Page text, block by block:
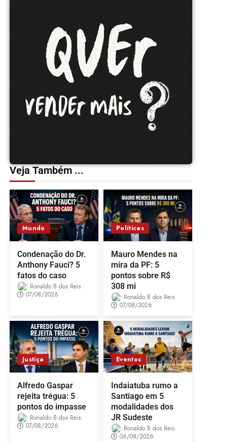
Veja Também ...
Mundo
Condenação do Dr.
Anthony Fauci? 5
fatos do caso
Ronaldo B dos Reis
07/08/2026
Políticas
Mauro Mendes na
mira da PF: 5
pontos sobre R$
308 mi
Ronaldo B dos Reis
07/08/2026
Justiça
Alfredo Gaspar
rejeita trégua: 5
pontos do impasse
Ronaldo B dos Reis
07/08/2026
Eventos
Indaiatuba rumo a
Santiago em 5
modalidades dos
JR Sudeste
Ronaldo B dos Reis
06/08/2026